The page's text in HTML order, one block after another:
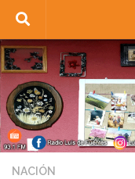
Saltar al contenido
NACIÓN